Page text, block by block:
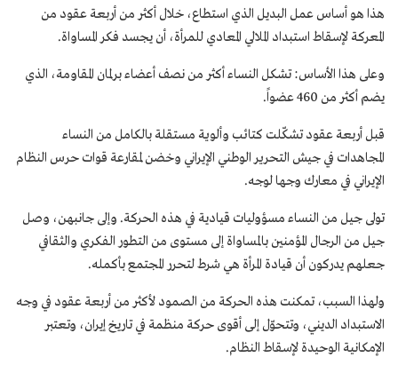
هذا هو أساس عمل البديل الذي استطاع، خلال أكثر من أربعة عقود من
المعركة لإسقاط استبداد الملالي المعادي للمرأة، أن يجسد فكر المساواة.
وعلى هذا الأساس: تشكل النساء أكثر من نصف أعضاء برلمان المقاومة، الذي
يضم أكثر من 460 عضواً.
قبل أربعة عقود تشكّلت كتائب وألوية مستقلة بالكامل من النساء
المجاهدات في جيش التحرير الوطني الإيراني وخضن لمقارعة قوات حرس النظام
الإيراني في معارك وجها لوجه.
تولى جيل من النساء مسؤوليات قيادية في هذه الحركة. وإلى جانبهن، وصل
جيل من الرجال المؤمنين بالمساواة إلى مستوى من التطور الفكري والثقافي
جعلهم يدركون أن قيادة المرأة هي شرط لتحرر المجتمع بأكمله.
ولهذا السبب، تمكنت هذه الحركة من الصمود لأكثر من أربعة عقود في وجه
الاستبداد الديني، وتتحوّل إلی أقوى حركة منظمة في تاریخ إیران، وتعتبر
الإمکانیة الوحیدة لإسقاط النظام.